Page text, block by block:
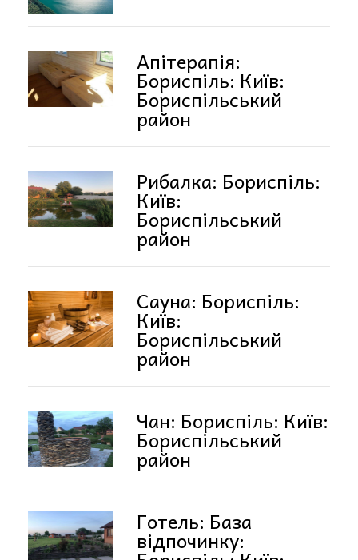
Апітерапія:
Бориспіль: Київ:
Бориспільський
район
Рибалка: Бориспіль:
Київ:
Бориспільський
район
Сауна: Бориспіль:
Київ:
Бориспільський
район
Чан: Бориспіль: Київ:
Бориспільський
район
Готель: База
відпочинку: